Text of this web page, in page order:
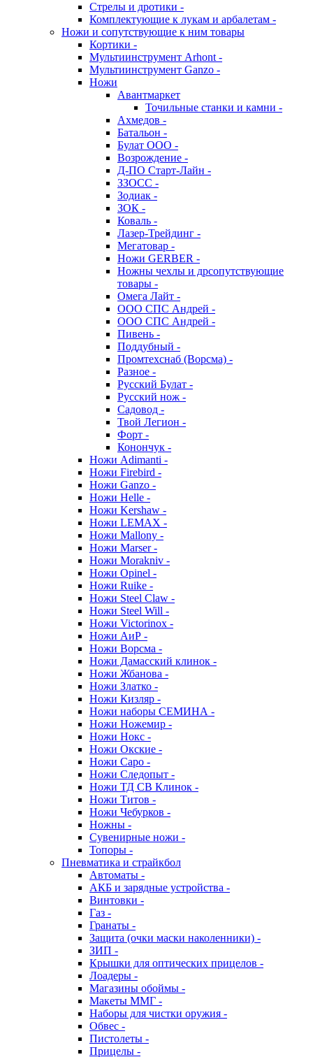
Стрелы и дротики -
Комплектующие к лукам и арбалетам -
Ножи и сопутствующие к ним товары
Кортики -
Мультиинструмент Arhont -
Мультиинструмент Ganzo -
Ножи
Авантмаркет
Точильные станки и камни -
Ахмедов -
Батальон -
Булат ООО -
Возрождение -
Д-ПО Старт-Лайн -
ЗЗОСС -
Зодиак -
ЗОК -
Коваль -
Лазер-Трейдинг -
Мегатовар -
Ножи GERBER -
Ножны чехлы и дрсопутствующие
товары -
Омега Лайт -
ООО СПС Андрей -
ООО СПС Андрей -
Пивень -
Поддубный -
Промтехснаб (Ворсма) -
Разное -
Русский Булат -
Русский нож -
Садовод -
Твой Легион -
Форт -
Конончук -
Ножи Adimanti -
Ножи Firebird -
Ножи Ganzo -
Ножи Helle -
Ножи Kershaw -
Ножи LEMAX -
Ножи Mallony -
Ножи Marser -
Ножи Morakniv -
Ножи Opinel -
Ножи Ruike -
Ножи Steel Claw -
Ножи Steel Will -
Ножи Victorinox -
Ножи АиР -
Ножи Ворсма -
Ножи Дамасский клинок -
Ножи Жбанова -
Ножи Златко -
Ножи Кизляр -
Ножи наборы СЕМИНА -
Ножи Ножемир -
Ножи Нокс -
Ножи Окские -
Ножи Саро -
Ножи Следопыт -
Ножи ТД СВ Клинок -
Ножи Титов -
Ножи Чебурков -
Ножны -
Сувенирные ножи -
Топоры -
Пневматика и страйкбол
Автоматы -
АКБ и зарядные устройства -
Винтовки -
Газ -
Гранаты -
Защита (очки маски наколенники) -
ЗИП -
Крышки для оптических прицелов -
Лоадеры -
Магазины обоймы -
Макеты ММГ -
Наборы для чистки оружия -
Обвес -
Пистолеты -
Прицелы -